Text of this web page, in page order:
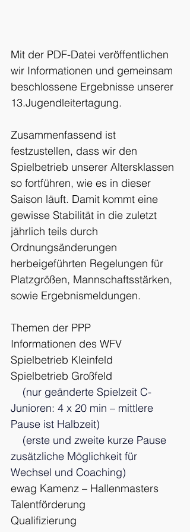
Mit der PDF-Datei veröffentlichen
wir Informationen und gemeinsam
beschlossene Ergebnisse unserer
13.Jugendleitertagung.
Zusammenfassend ist
festzustellen, dass wir den
Spielbetrieb unserer Altersklassen
so fortführen, wie es in dieser
Saison läuft. Damit kommt eine
gewisse Stabilität in die zuletzt
jährlich teils durch
Ordnungsänderungen
herbeigeführten Regelungen für
Platzgrößen, Mannschaftsstärken,
sowie Ergebnismeldungen.
Themen der PPP
Informationen des WFV
Spielbetrieb Kleinfeld
Spielbetrieb Großfeld
(nur geänderte Spielzeit C-
Junioren: 4 x 20 min – mittlere
Pause ist Halbzeit)
(erste und zweite kurze Pause
zusätzliche Möglichkeit für
Wechsel und Coaching)
ewag Kamenz – Hallenmasters
Talentförderung
Qualifizierung